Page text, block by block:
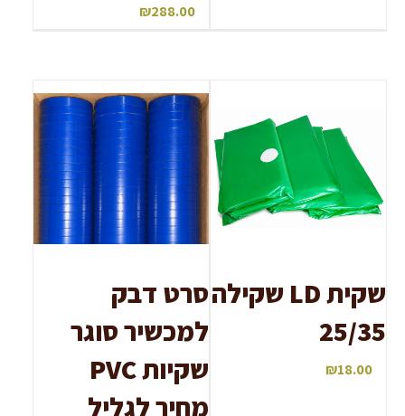
₪288.00
שקית LD שקילה
25/35
₪18.00
סרט דבק
למכשיר סוגר
שקיות PVC
מחיר לגליל